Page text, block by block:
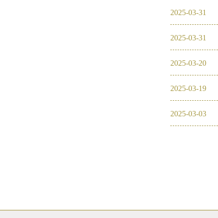
2025-03-31
2025-03-31
2025-03-20
2025-03-19
2025-03-03